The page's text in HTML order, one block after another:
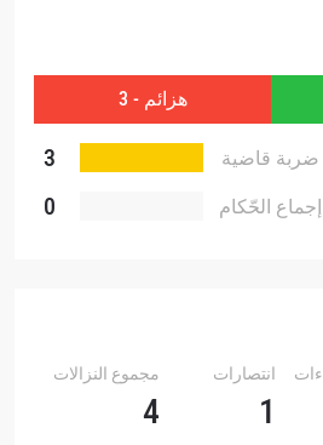
هزائم - 3
ضربة قاضية
3
إجماع الحّكام 0
انتصارات
1
مجموع النزالات
4
توافق على جمعنا لمعلوماتك
في هذه المنشورات في أي وقت.